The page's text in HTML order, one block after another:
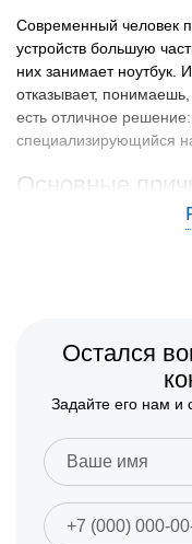
Современный человек
устройств большую
них занимает ноутбук.
отказывает,
есть отличное
специализирующийся
Основные
методы
серьезных
Неправильная
в системе.
из строя и
Для профилактики
чистить устройство от
систему, избегать
Остался
Задайте его нам и